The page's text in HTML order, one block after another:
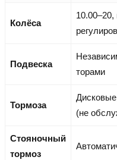
Колёса
Подвеска
торами
Тормоза
(не
Стояночный
тормоз